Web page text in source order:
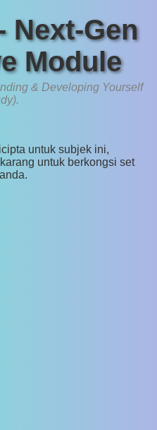
Next-Gen
Module
& Developing Yourself
untuk subjek ini,
untuk berkongsi set